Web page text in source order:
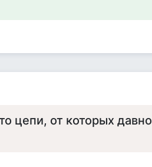
цепи, от которых давно